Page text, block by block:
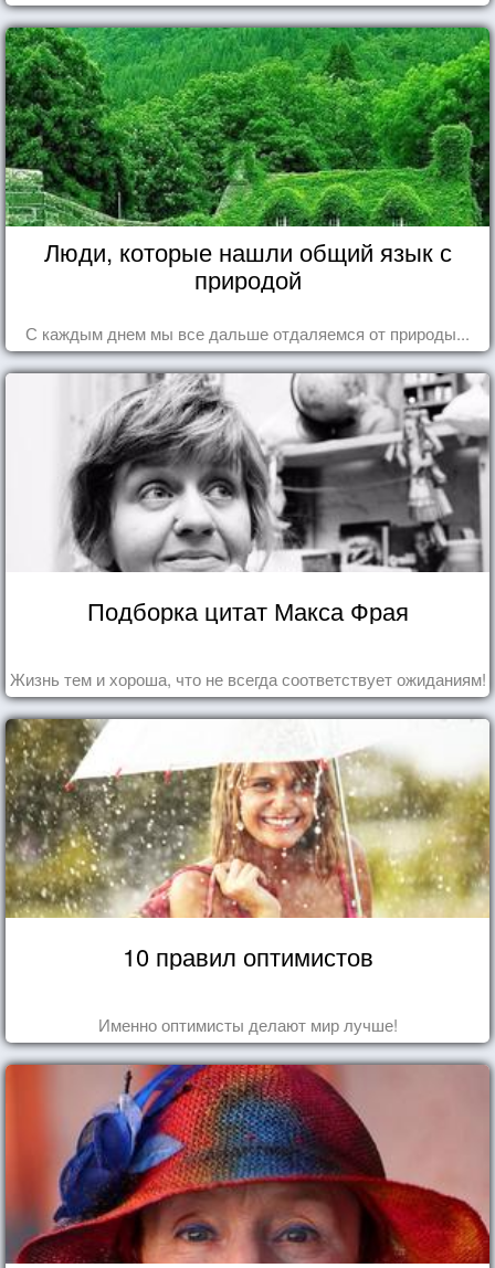
Люди, которые нашли общий язык с
природой
С каждым днем мы все дальше отдаляемся от природы...
Подборка цитат Макса Фрая
Жизнь тем и хороша, что не всегда соответствует ожиданиям!
10 правил оптимистов
Именно оптимисты делают мир лучше!